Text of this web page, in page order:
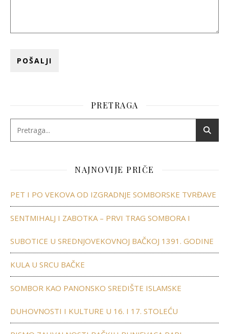
PRETRAGA
NAJNOVIJE PRIČE
PET I PO VEKOVA OD IZGRADNJE SOMBORSKE TVRĐAVE
SENTMIHALJ I ZABOTKA – PRVI TRAG SOMBORA I
SUBOTICE U SREDNJOVEKOVNOJ BAČKOJ 1391. GODINE
KULA U SRCU BAČKE
SOMBOR KAO PANONSKO SREDIŠTE ISLAMSKE
DUHOVNOSTI I KULTURE U 16. I 17. STOLEĆU